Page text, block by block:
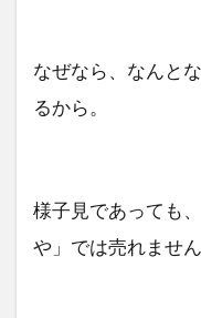
なぜなら、なんと
るから。
様子見であっても
や」では売れません